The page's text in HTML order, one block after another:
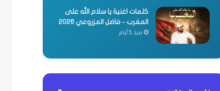
كلمات اغنية يا سلام الله على
المغرب – فاضل المزروعي 2026
منذ 5 أيام